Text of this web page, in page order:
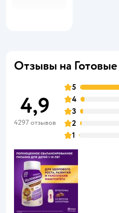
Отзывы на
4,9
4297 отзывов
5
4
3
2
1